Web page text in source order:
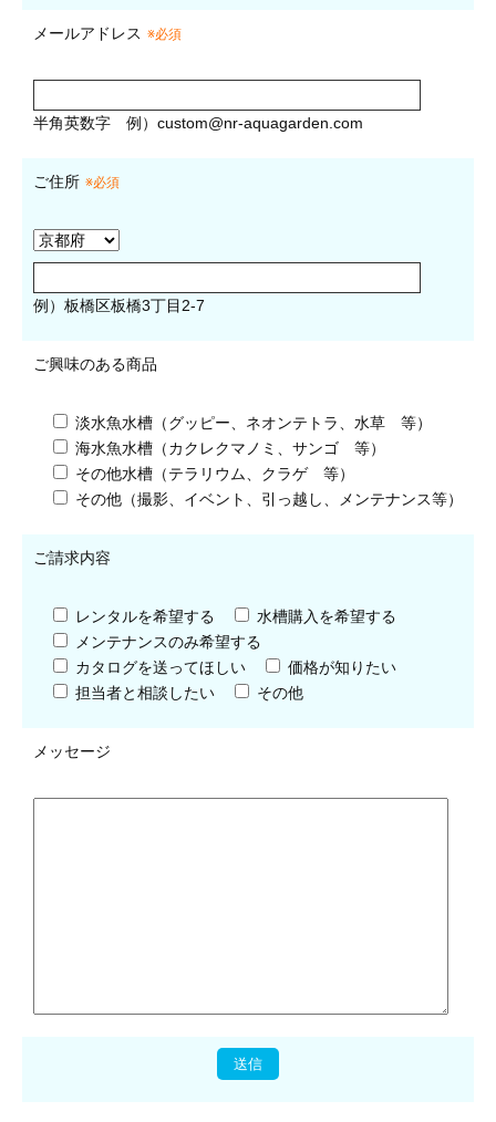
メールアドレス ※必須
半角英数字 例） custom@nr-aquagarden.com
ご住所 ※必須
例）板橋区板橋3丁目2-7
ご興味のある商品
淡水魚水槽（グッピー、ネオンテトラ、水草 等）
海水魚水槽（カクレクマノミ、サンゴ 等）
その他水槽（テラリウム、クラゲ 等）
その他（撮影、イベント、引っ越し、メンテナンス等）
ご請求内容
レンタルを希望する
水槽購入を希望する
メンテナンスのみ希望する
カタログを送ってほしい
価格が知りたい
担当者と相談したい
その他
メッセージ